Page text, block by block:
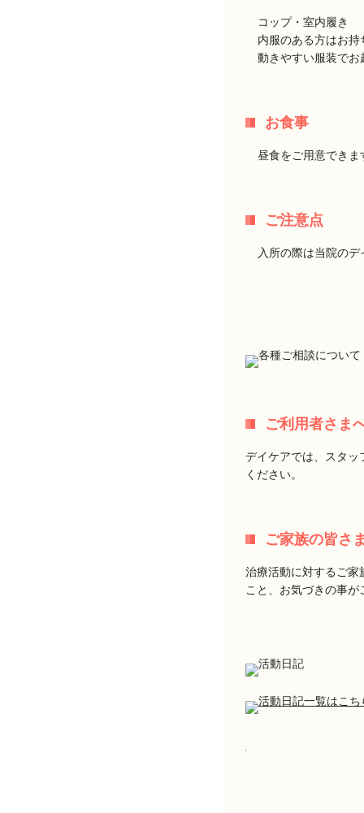
コップ・室内履き
内服のある方はお持
動きやすい服装でお
お食事
昼食をご用意できま
ご注意点
入所の際は当院の
ご利用者さま
デイケアでは、スタッ
ください。
ご家族の皆さ
治療活動に対するご家
こと、お気づきの事